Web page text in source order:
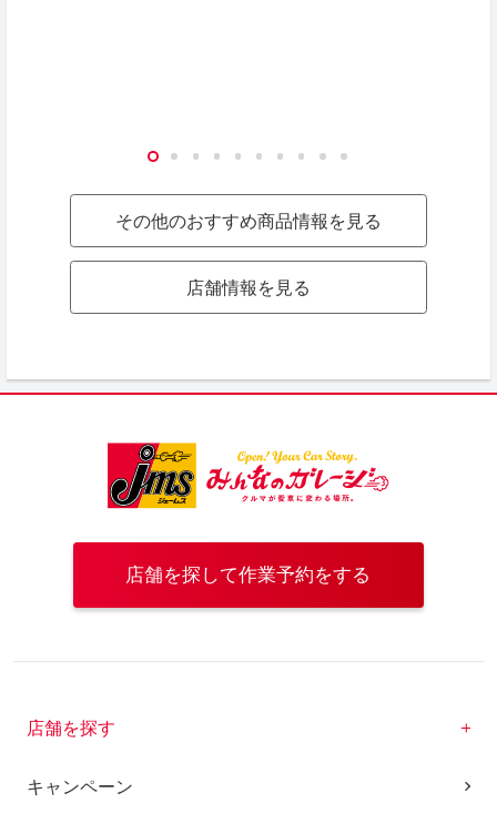
その他のおすすめ商品情報を見る
店舗情報を見る
店舗を探して作業予約をする
店舗を探す
キャンペーン